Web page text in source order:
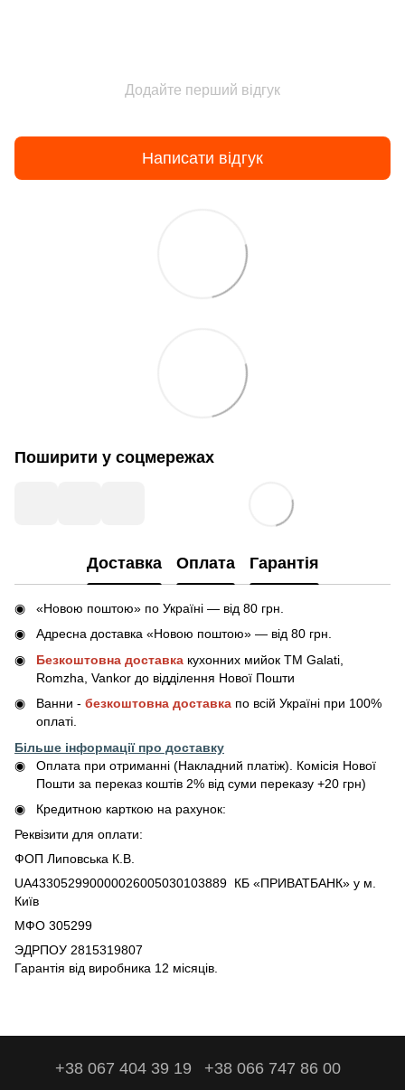
Додайте перший відгук
Написати відгук
Поширити у соцмережах
Доставка Оплата Гарантія
«Новою поштою» по Україні — від 80 грн.
Адресна доставка «Новою поштою» — від 80 грн.
Безкоштовна доставка кухонних мийок ТМ Galati,
Romzha, Vankor до відділення Нової Пошти
Ванни - безкоштовна доставка по всій Україні при 100%
оплаті.
Більше інформації про доставку
Оплата при отриманні (Накладний платіж). Комісія Нової
Пошти за переказ коштів 2% від суми переказу +20 грн)
Кредитною карткою на рахунок:
Реквізити для оплати:
ФОП Липовська К.В.
UA433052990000026005030103889 КБ «ПРИВАТБАНК» у м.
Київ
МФО 305299
ЭДРПОУ 2815319807
Гарантія від виробника 12 місяців.
+38 067 404 39 19 +38 066 747 86 00